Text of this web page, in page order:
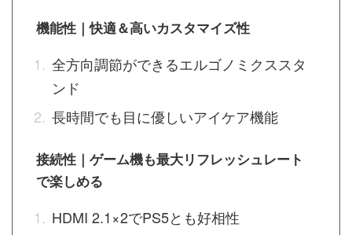
機能性｜快適＆高いカスタマイズ性
全方向調節ができるエルゴノミクススタ
ンド
長時間でも目に優しいアイケア機能
接続性｜ゲーム機も最大リフレッシュレート
で楽しめる
HDMI 2.1×2でPS5とも好相性